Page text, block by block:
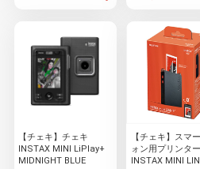
【チェキ】チェキ
INSTAX MINI LiPlay+
MIDNIGHT BLUE
【チェキ】スマ
ォン用プリンター
INSTAX MINI